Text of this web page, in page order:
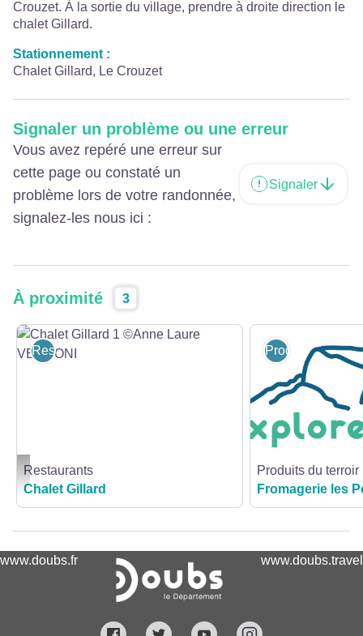
Crouzet. À la sortie du village, prendre à droite direction le
chalet Gillard.
Stationnement :
Chalet Gillard, Le Crouzet
Signaler un problème ou une erreur
Vous avez repéré une erreur sur
cette page ou constaté un
problème lors de votre randonnée,
signalez-les nous ici :
Signaler
À proximité 3
Chalet Gillard 1 ©Anne Laure VERDONI - ©Anne-Laure VERDONI
Restaurants
Restaurants
Chalet Gillard
Produits du
Produits du terroir
Fromagerie les
www.doubs.fr www.doubs.travel